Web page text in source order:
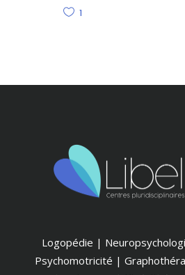
1
Logopédie |
Psychomotricité |